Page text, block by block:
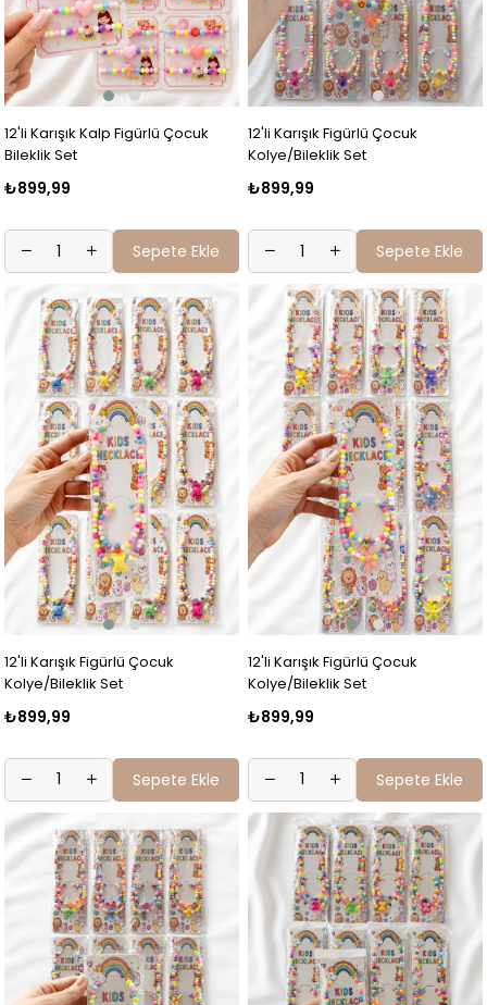
12'li Karışık Kalp Figürlü Çocuk
Bileklik Set
₺899,99
Sepete Ekle
12'li Karışık Figürlü Çocuk
Kolye/Bileklik Set
₺899,99
Sepete Ekle
12'li Karışık Figürlü Çocuk
Kolye/Bileklik Set
₺899,99
Sepete Ekle
12'li Karışık Figürlü Çocuk
Kolye/Bileklik Set
₺899,99
Sepete Ekle